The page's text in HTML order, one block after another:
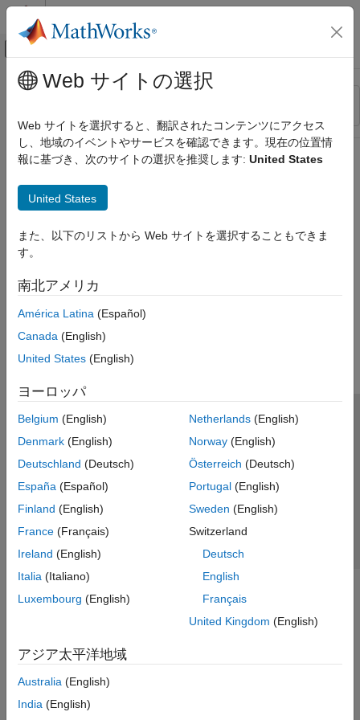
コンテンツへスキップ
オフキャンバス ナビゲーション メ
リソース
ステータス
メインコンテンツ
Web サイトの選択
Web サイトを選択すると、翻訳されたコンテンツにアクセス
し、地域のイベントやサービスを確認できます。現在の位置情
報に基づき、次のサイトの選択を推奨します: United States
United States
また、以下のリストから Web サイトを選択することもできま
す。
南北アメリカ
América Latina (Español)
Canada (English)
United States (English)
ヨーロッパ
Belgium (English)
Denmark (English)
Deutschland (Deutsch)
España (Español)
Finland (English)
France (Français)
Ireland (English)
Italia (Italiano)
Luxembourg (English)
Netherlands(English)
Norway(English)
Österreich (Deutsch)
Portugal(English)
Sweden (English)
Switzerland
Deutsch
English
Français
United Kingdom (English)
アジア太平洋地域
Australia (English)
India (English)
トラストセンター
プライバシー ポリシー
違法コピー防止
アプリケーション ステータス
© 1994-2026 The MathWorks, Inc.